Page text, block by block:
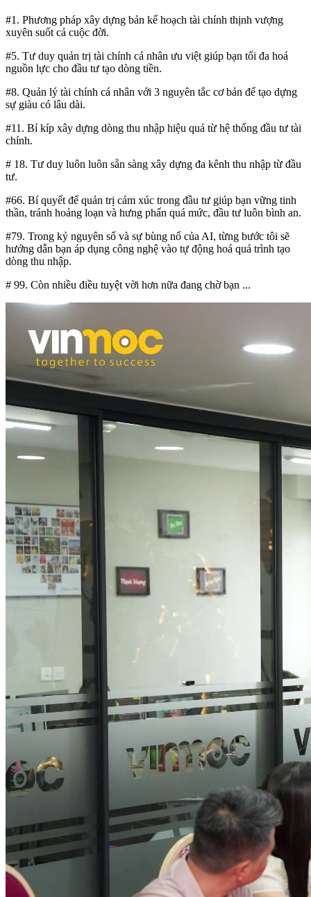
#1. Phương pháp xây dựng bản kế hoạch tài chính thịnh vượng
xuyên suốt cả cuộc đời.
#5. Tư duy quản trị tài chính cá nhân ưu việt giúp bạn tối đa hoá
nguồn lực cho đầu tư tạo dòng tiền.
#8. Quản lý tài chính cá nhân với 3 nguyên tắc cơ bản để tạo dựng
sự giàu có lâu dài.
#11. Bí kíp xây dựng dòng thu nhập hiệu quả từ hệ thống đầu tư tài
chính.
# 18. Tư duy luôn luôn sẵn sàng xây dựng đa kênh thu nhập từ đầu
tư.
#66. Bí quyết để quản trị cảm xúc trong đầu tư giúp bạn vững tinh
thần, tránh hoảng loạn và hưng phấn quá mức, đầu tư luôn bình an.
#79. Trong kỷ nguyên số và sự bùng nổ của AI, từng bước tôi sẽ
hướng dẫn bạn áp dụng công nghệ vào tự động hoá quá trình tạo
dòng thu nhập.
# 99. Còn nhiều điều tuyệt vời hơn nữa đang chờ bạn ...